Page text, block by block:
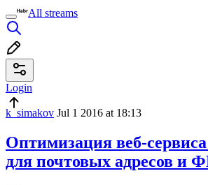
All streams
Login
k_simakov Jul 1 2016 at 18:13
Оптимизация веб-сервиса
для почтовых адресов и